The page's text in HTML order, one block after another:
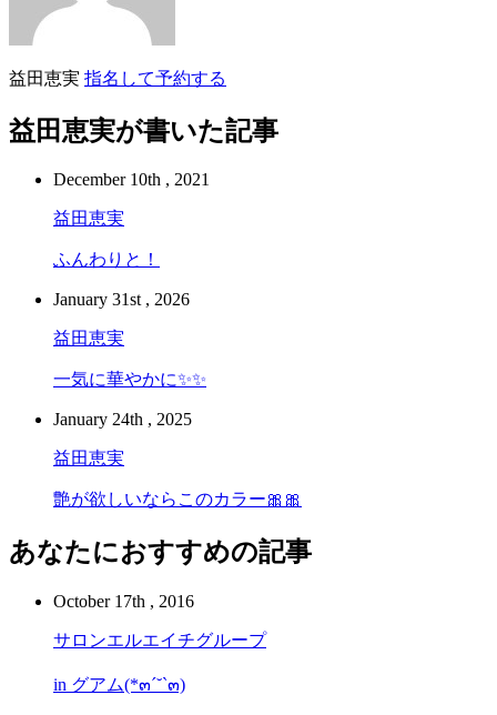
益田恵実 指名して予約する
益田恵実が書いた記事
December 10th , 2021
益田恵実
ふんわりと！
January 31st , 2026
益田恵実
一気に華やかに✨✨
January 24th , 2025
益田恵実
艶が欲しいならこのカラー🎀🎀
あなたにおすすめの記事
October 17th , 2016
サロンエルエイチグループ
in グアム(*๓´˘`๓)